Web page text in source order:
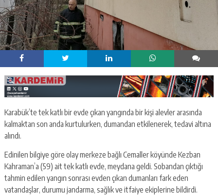
Karabük’te tek katlı bir evde çıkan yangında bir kişi alevler arasında
kalmaktan son anda kurtulurken, dumandan etkilenerek, tedavi altına
alındı.
Edinilen bilgiye göre olay merkeze bağlı Cemaller köyünde Kezban
Kahraman’a (59) ait tek katlı evde, meydana geldi. Sobandan çıktığı
tahmin edilen yangın sonrası evden çıkan dumanları fark eden
vatandaşlar, durumu jandarma, sağlık ve itfaiye ekiplerine bildirdi.